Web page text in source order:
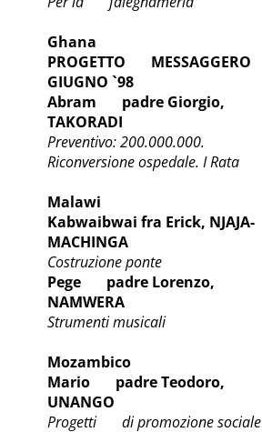
Ghana
PROGETTO MESSAGGERO
GIUGNO `98
Abram padre Giorgio,
TAKORADI
Preventivo: 200.000.000.
Riconversione ospedale. I Rata
Malawi
Kabwaibwai fra Erick, NJAJA-
MACHINGA
Costruzione ponte
Pege padre Lorenzo,
NAMWERA
Strumenti musicali
Mozambico
Mario padre Teodoro,
UNANGO
Progetti di promozione sociale